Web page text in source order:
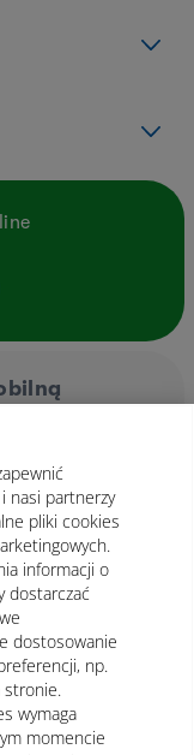
nasi partnerzy
pliki cookies
informacji o
dostarczać
dostosowanie
np.
stronie.
wymaga
momencie